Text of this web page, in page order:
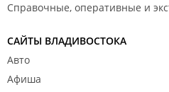
Справочные, оперативные и
САЙТЫ ВЛАДИВОСТОКА
Авто
Афиша